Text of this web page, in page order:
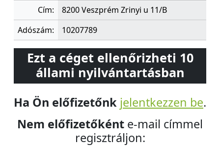
Cím:
8200 Veszprém Zrinyi u 11/B
Adószám:
10207789
Ezt a céget ellenőrizheti 10
állami nyilvántartásban
Ha Ön előfizetőnk jelentkezzen be.
Nem előfizetőként e-mail címmel
regisztráljon: